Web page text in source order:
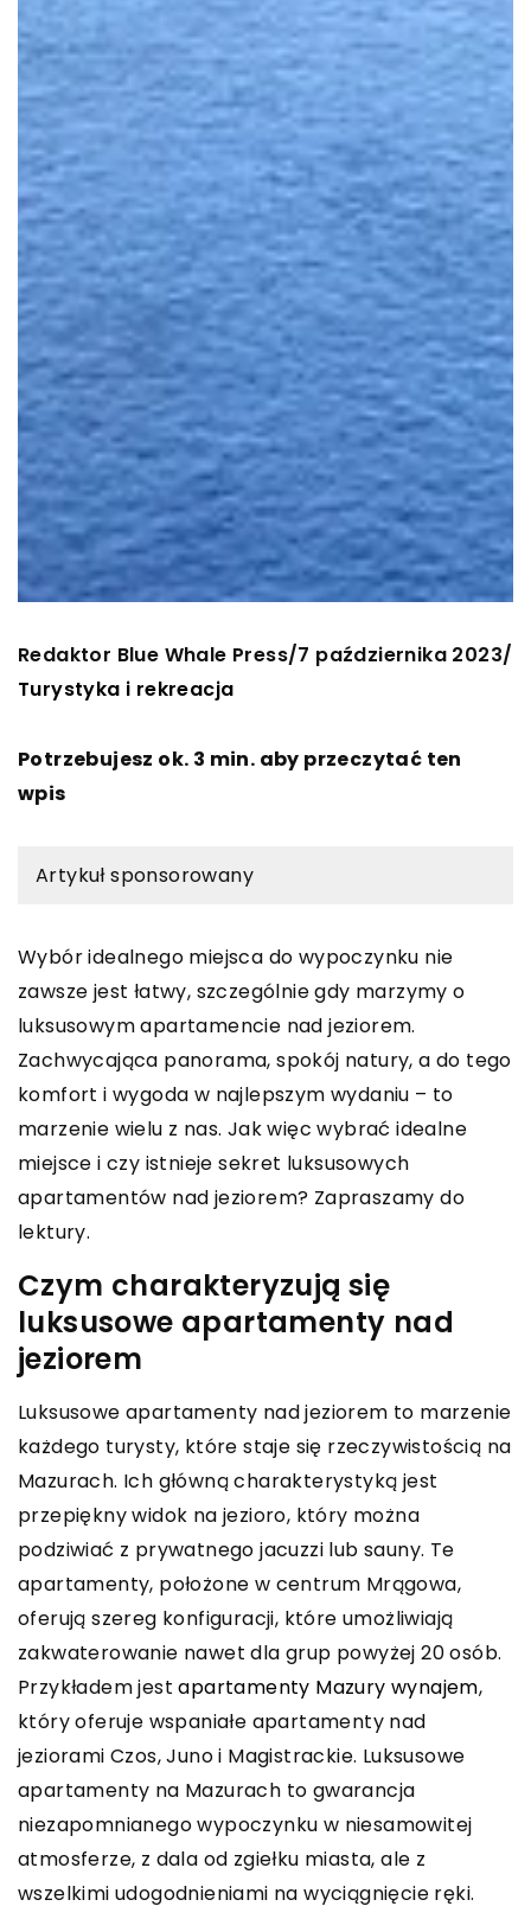
Redaktor Blue Whale Press/7 października 2023/
Turystyka i rekreacja
Potrzebujesz ok. 3 min. aby przeczytać ten
wpis
Artykuł sponsorowany
Wybór idealnego miejsca do wypoczynku nie
zawsze jest łatwy, szczególnie gdy marzymy o
luksusowym apartamencie nad jeziorem.
Zachwycająca panorama, spokój natury, a do tego
komfort i wygoda w najlepszym wydaniu – to
marzenie wielu z nas. Jak więc wybrać idealne
miejsce i czy istnieje sekret luksusowych
apartamentów nad jeziorem? Zapraszamy do
lektury.
Czym charakteryzują się
luksusowe apartamenty nad
jeziorem
Luksusowe apartamenty nad jeziorem to marzenie
każdego turysty, które staje się rzeczywistością na
Mazurach. Ich główną charakterystyką jest
przepiękny widok na jezioro, który można
podziwiać z prywatnego jacuzzi lub sauny. Te
apartamenty, położone w centrum Mrągowa,
oferują szereg konfiguracji, które umożliwiają
zakwaterowanie nawet dla grup powyżej 20 osób.
Przykładem jestapartamenty Mazury wynajem,
który oferuje wspaniałe apartamenty nad
jeziorami Czos, Juno i Magistrackie. Luksusowe
apartamenty na Mazurach to gwarancja
niezapomnianego wypoczynku w niesamowitej
atmosferze, z dala od zgiełku miasta, ale z
wszelkimi udogodnieniami na wyciągnięcie ręki.